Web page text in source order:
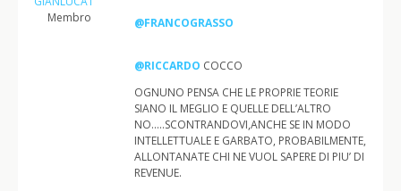
Membro
@FRANCOGRASSO
@RICCARDO COCCO
OGNUNO PENSA CHE LE PROPRIE TEORIE
SIANO IL MEGLIO E QUELLE DELL’ALTRO
NO…..SCONTRANDOVI,ANCHE SE IN MODO
INTELLETTUALE E GARBATO, PROBABILMENTE,
ALLONTANATE CHI NE VUOL SAPERE DI PIU’ DI
REVENUE.